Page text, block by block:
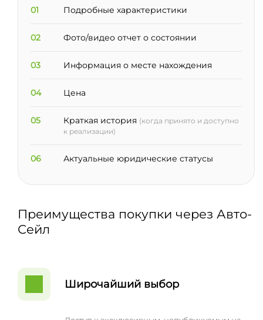
01 Подробные характеристики
02 Фото/видео отчет о состоянии
03 Информация о месте нахождения
04 Цена
05 Краткая история (когда принято и доступно
к реализации)
06 Актуальные юридические статусы
Преимущества покупки через Авто-
Сейл
Широчайший выбор